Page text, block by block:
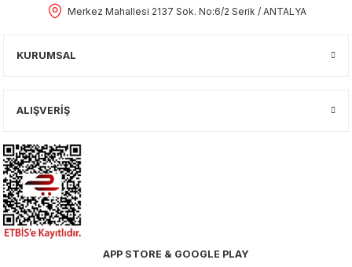
Merkez Mahallesi 2137 Sok. No:6/2 Serik / ANTALYA
KURUMSAL
ALIŞVERİŞ
APP STORE & GOOGLE PLAY